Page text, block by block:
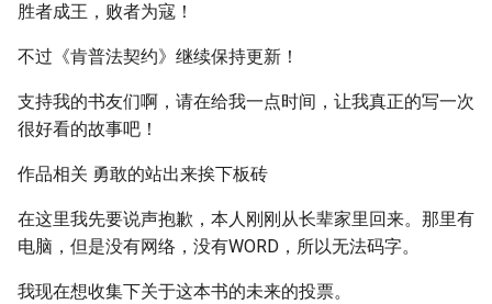
胜者成王，败者为寇！
不过《肯普法契约》继续保持更新！
支持我的书友们啊，请在给我一点时间，让我真正的写一次
很好看的故事吧！
作品相关 勇敢的站出来挨下板砖
在这里我先要说声抱歉，本人刚刚从长辈家里回来。那里有
电脑，但是没有网络，没有WORD，所以无法码字。
我现在想收集下关于这本书的未来的投票。